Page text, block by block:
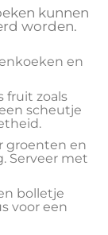
kunnen
worden.
en
fruit zoals
scheutje
groenten en
Serveer met
bolletje
voor een